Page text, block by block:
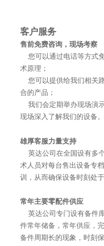
客户服务
售前免费咨询，现场考察
您可以通过电话等方式
术原理；
您可以提供给我们相关
合的产品；
我们会定期举办现场演
现场深入了解我们的设备。
雄厚客服力量支持
英达公司在全国设有多
术人员对每台售出设备专
训，从而确保设备时刻处
常年主要零配件供应
英达公司专门设有备件
件常年储备，常年供应，
备件周期长的现象，时刻